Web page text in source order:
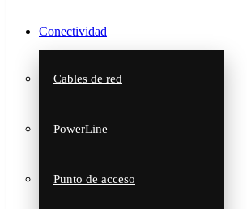
Conectividad
Cables de red
PowerLine
Punto de acceso